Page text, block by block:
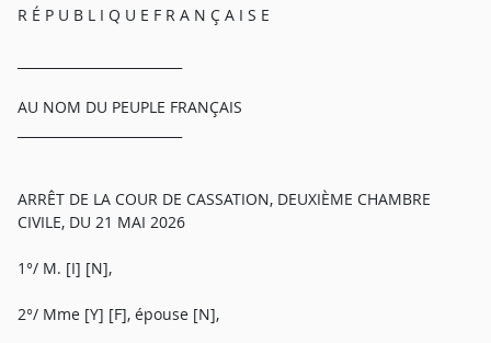
R É P U B L I Q U E F R A N Ç A I S E
AU NOM DU PEUPLE FRANÇAIS
ARRÊT DE LA COUR DE CASSATION, DEUXIÈME CHAMBRE
CIVILE, DU 21 MAI 2026
1°/ M. [I] [N],
2°/ Mme [Y] [F], épouse [N],